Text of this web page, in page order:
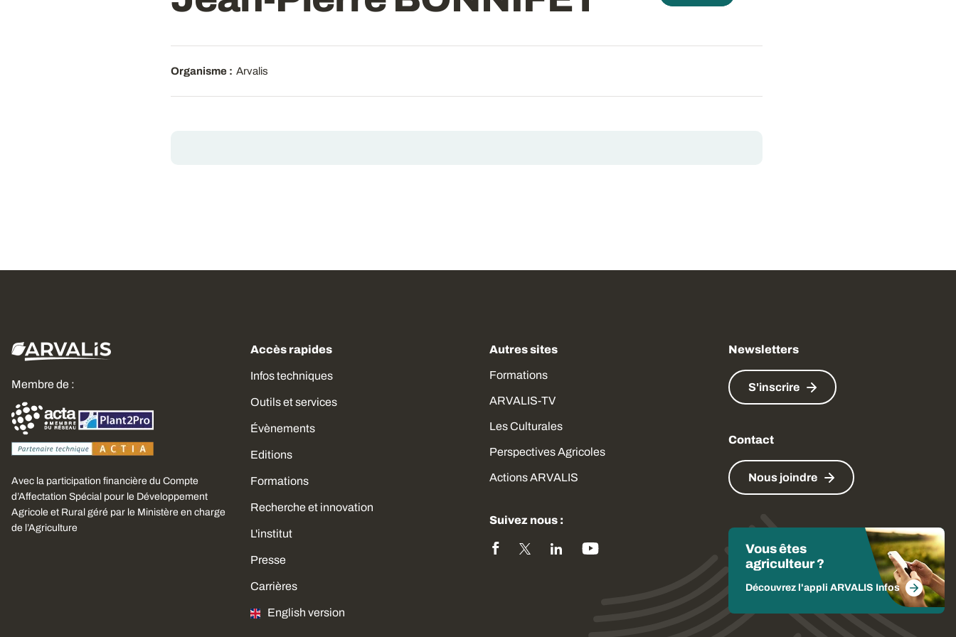
Organisme : Arvalis
Membre de :
Avec la participation financière du Compte
d’Affectation Spécial pour le Développement
Agricole et Rural géré par le Ministère en charge
de l’Agriculture
Accès rapides
Infos techniques
Outils et services
Évènements
Editions
Formations
Recherche et innovation
L'institut
Presse
Carrières
English version
Autres sites
Formations
ARVALIS-TV
Les Culturales
Perspectives Agricoles
Actions ARVALIS
Suivez nous :
Newsletters
S'inscrire
Contact
Nous joindre
Vous êtes
agriculteur ?
Découvrez l'appli ARVALIS Infos